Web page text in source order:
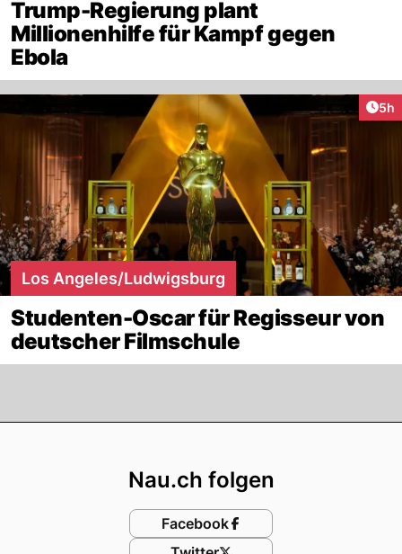
Trump-Regierung plant
Millionenhilfe für Kampf gegen
Ebola
5h
Los Angeles/Ludwigsburg
Studenten-Oscar für Regisseur von
deutscher Filmschule
Nau.ch folgen
Facebook